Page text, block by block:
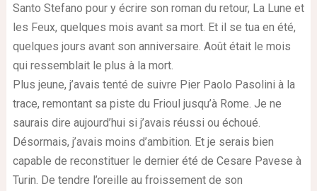
Santo Stefano pour y écrire son roman du retour, La Lune et
les Feux, quelques mois avant sa mort. Et il se tua en été,
quelques jours avant son anniversaire. Août était le mois
qui ressemblait le plus à la mort.
Plus jeune, j’avais tenté de suivre Pier Paolo Pasolini à la
trace, remontant sa piste du Frioul jusqu’à Rome. Je ne
saurais dire aujourd’hui si j’avais réussi ou échoué.
Désormais, j’avais moins d’ambition. Et je serais bien
capable de reconstituer le dernier été de Cesare Pavese à
Turin. De tendre l’oreille au froissement de son